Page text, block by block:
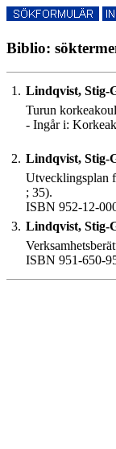
Biblio:
1. Lindqvist, Stig-
Turun
- Ingår i:
2. Lindqvist, Stig-
Utvecklingsplan
; 35).
ISBN 952-12-
3. Lindqvist, Stig-
ISBN 951-650-